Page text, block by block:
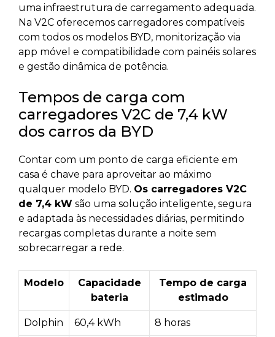
uma infraestrutura de carregamento adequada.
Na V2C oferecemos carregadores compatíveis
com todos os modelos BYD, monitorização via
app móvel e compatibilidade com painéis solares
e gestão dinâmica de potência.
Tempos de carga com
carregadores V2C de 7,4 kW
dos carros da BYD
Contar com um ponto de carga eficiente em
casa é chave para aproveitar ao máximo
qualquer modelo BYD. Os carregadores V2C
de 7,4 kW são uma solução inteligente, segura
e adaptada às necessidades diárias, permitindo
recargas completas durante a noite sem
sobrecarregar a rede.
Modelo
Capacidade
bateria
Tempo de carga
estimado
Dolphin 60,4 kWh 8 horas